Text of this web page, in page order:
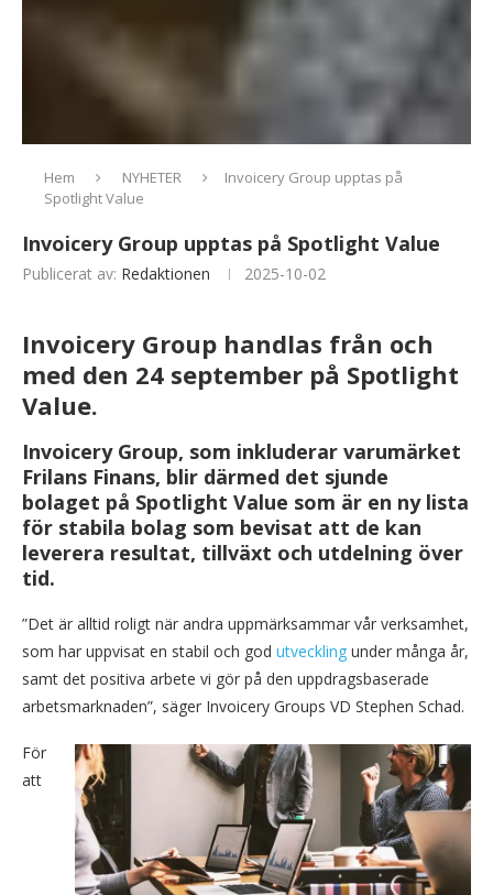
Hem NYHETER
Invoicery Group upptas på
Spotlight Value
Invoicery Group upptas på Spotlight Value
Publicerat av: Redaktionen 2025-10-02
Invoicery Group handlas från och
med den 24 september på Spotlight
Value.
Invoicery Group, som inkluderar varumärket
Frilans Finans, blir därmed det sjunde
bolaget på Spotlight Value som är en ny lista
för stabila bolag som bevisat att de kan
leverera resultat, tillväxt och utdelning över
tid.
”Det är alltid roligt när andra uppmärksammar vår verksamhet,
som har uppvisat en stabil och god utveckling under många år,
samt det positiva arbete vi gör på den uppdragsbaserade
arbetsmarknaden”, säger Invoicery Groups VD Stephen Schad.
För
att